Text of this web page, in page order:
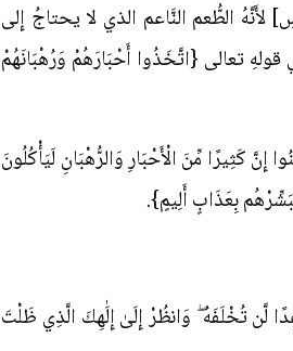
الطُّعم النَّاعم الذي لا يحتاجُ إِلى
تعالى {اتَّخَذُوا أَحْبَارَهُمْ وَرُهْبَانَهُمْ
إِنَّ كَثِيرًا مِّنَ الْأَحْبَارِ وَالرُّهْبَانِ لَيَأْكُلُونَ
بِعَذَابٍ أَلِيمٍ}.
لَّن تُخْلَفَهُ ۖ وَانظُرْ إِلَىٰ إِلَٰهِكَ الَّذِي ظَلْتَ